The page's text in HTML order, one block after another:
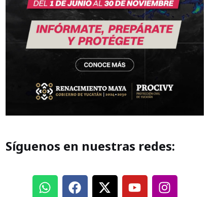
Síguenos en nuestras redes: